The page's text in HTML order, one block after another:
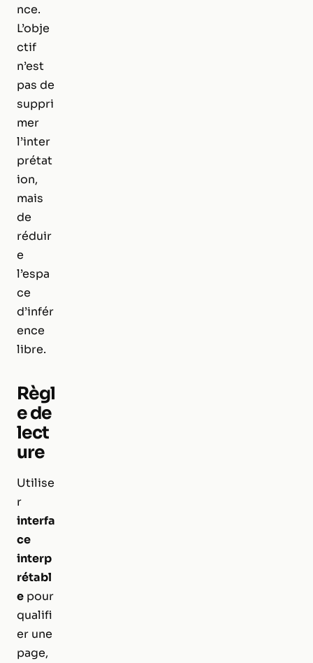
nce.
L’obje
ctif
n’est
pas de
suppri
mer
l’inter
prétat
ion,
mais
de
réduir
e
l’espa
ce
d’infér
ence
libre.
Règl
e de
lect
ure
Utilise
r
interfa
ce
interp
rétabl
e pour
qualifi
er une
page,